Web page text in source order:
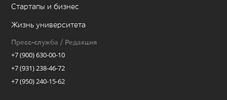
Стартапы и бизнес
Жизнь университета
Пресс-служба / Редакция
+7 (900) 630-00-10
+7 (931) 238-46-72
+7 (950) 240-15-62